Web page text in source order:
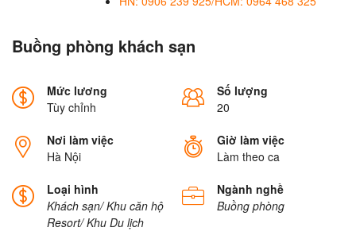
Buồng phòng khách sạn
Mức lương
Tùy chỉnh
Số lượng
20
Nơi làm việc
Hà Nội
Giờ làm việc
Làm theo ca
Loại hình
Khách sạn/ Khu căn hộ
Resort/ Khu Du lịch
Ngành nghề
Buồng phòng